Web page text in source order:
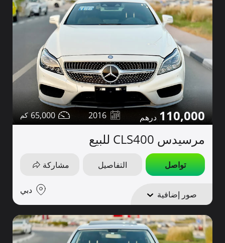
110,000
2016
65,000
مرسيدس CLS400 للبيع
تواصل التفاصيل مشاركة
صور إضافية دبي